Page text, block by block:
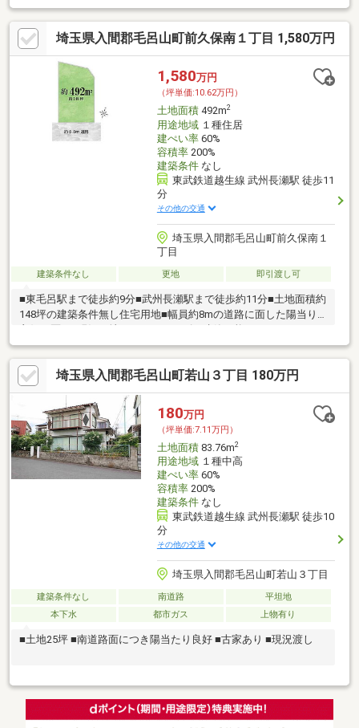
埼玉県入間郡毛呂山町前久保南１丁目 1,580万円
1,580万円
（坪単価:10.62万円）
土地面積492m2
用途地域１種住居
建ぺい率60%
容積率200%
建築条件なし
東武鉄道越生線 武州長瀬駅 徒歩11
分
その他の交通
埼玉県入間郡毛呂山町前久保南１
丁目
建築条件なし 更地 即引渡し可
■東毛呂駅まで徒歩約9分■武州長瀬駅まで徒歩約11分■土地面積約
148坪の建築条件無し住宅用地■幅員約8mの道路に面した陽当り
良好な区画■現況更地につきスムーズに建築可能
埼玉県入間郡毛呂山町若山３丁目 180万円
180万円
（坪単価:7.11万円）
土地面積83.76m2
用途地域１種中高
建ぺい率60%
容積率200%
建築条件なし
東武鉄道越生線 武州長瀬駅 徒歩10
分
その他の交通
埼玉県入間郡毛呂山町若山３丁目
建築条件なし 南道路
平坦地
本下水
都市ガス 上物有り
■土地25坪 ■南道路面につき陽当たり良好 ■古家あり ■現況渡し